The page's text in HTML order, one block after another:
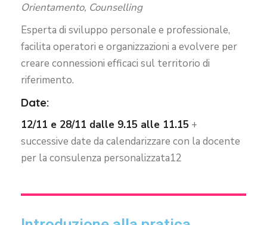
Orientamento, Counselling
Esperta di sviluppo personale e professionale,
facilita operatori e organizzazioni a evolvere per
creare connessioni efficaci sul territorio di
riferimento.
Date:
12/11 e 28/11 dalle 9.15 alle 11.15 +
successive date da calendarizzare con la docente
per la consulenza personalizzata12